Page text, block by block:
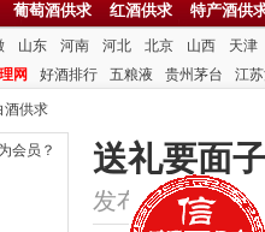
葡萄酒供求 红酒供求 特产酒供
山东 河南 河北 北京 山西
天津
网
好酒排行 五粮液 贵州茅台 江
酒供求
会员？ 送礼要面
发布时间：